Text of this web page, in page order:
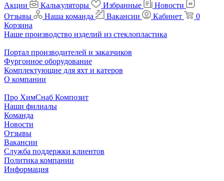
Акции
Калькуляторы Избранные
Новости
Отзывы
Наша команда Вакансии Кабинет
0
Корзина
Наше производство изделий из стеклопластика
Портал производителей и заказчиков
Фургонное оборудование
Комплектующие для яхт и катеров
О компании
Про ХимСнаб Композит
Наши филиалы
Команда
Новости
Отзывы
Вакансии
Служба поддержки клиентов
Политика компании
Информация